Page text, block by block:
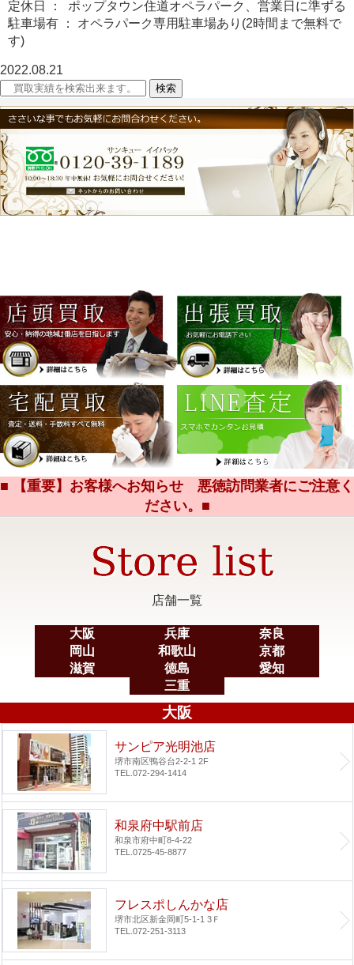
定休日 ： ポップタウン住道オペラパーク、営業日に準ずる
駐車場有 ： オペラパーク専用駐車場あり(2時間まで無料で
す)
2022.08.21
■ 【重要】お客様へお知らせ 悪徳訪問業者にご注意く
ださい。■
店舗一覧
大阪 兵庫
奈良
岡山
和歌山
京都
滋賀
徳島
愛知
三重
大阪
サンピア光明池店
堺市南区鴨谷台2-2-1 2F
TEL.072-294-1414
和泉府中駅前店
和泉市府中町8-4-22
TEL.0725-45-8877
フレスポしんかな店
堺市北区新金岡町5-1-1 3Ｆ
TEL.072-251-3113